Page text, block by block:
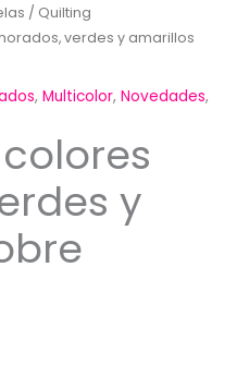
/ Quilting
verdes y amarillos
, Multicolor, Novedades,
y